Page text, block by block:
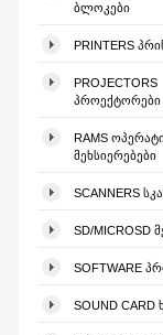
ᲑᲚᲝᲙᲔᲑᲘ
PRINTERS
PROJECTORS
ᲞᲠᲝᲔᲥᲢᲝᲠᲔᲑᲘ
RAMS
ᲛᲔᲮᲡᲘᲔᲠᲔᲑᲔᲑᲘ
SCANNERS
SD/MICROSD
SOFTWARE
SOUND CARD